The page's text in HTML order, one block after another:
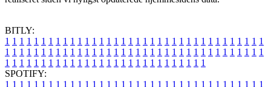
BITLY:
1 1 1 1 1 1 1 1 1 1 1 1 1 1 1 1 1 1 1 1 1 1 1 1 1 1 1 1 1 1 1 1 1 1 1 1
1 1 1 1 1 1 1 1 1 1 1 1 1 1 1 1 1 1 1 1 1 1 1 1 1 1 1 1 1 1 1 1 1 1 1 1
1 1 1 1 1 1 1 1 1 1 1 1 1 1 1 1 1 1 1 1 1 1 1 1 1 1 1 1
SPOTIFY:
1 1 1 1 1 1 1 1 1 1 1 1 1 1 1 1 1 1 1 1 1 1 1 1 1 1 1 1 1 1 1 1 1 1 1 1